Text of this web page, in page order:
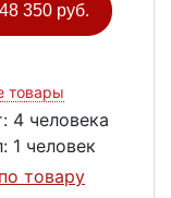
48 350 руб.
товары
4 человека
1 человек
товару